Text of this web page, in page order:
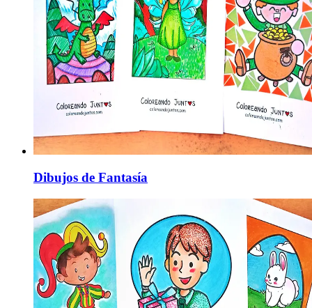
Dibujos de Fantasía